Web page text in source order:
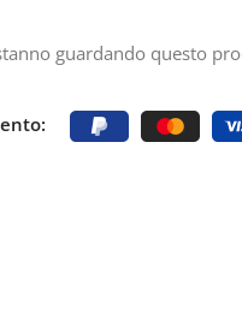
guardando questo